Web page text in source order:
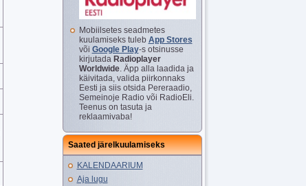
Mobiilsetes seadmetes
kuulamiseks tuleb App Stores
või Google Play-s otsinusse
kirjutada Radioplayer
Worldwide. Äpp alla laadida ja
käivitada, valida piirkonnaks
Eesti ja siis otsida Pereraadio,
Semeinoje Radio või RadioEli.
Teenus on tasuta ja
reklaamivaba!
Saated järelkuulamiseks
KALENDAARIUM
Aja lugu